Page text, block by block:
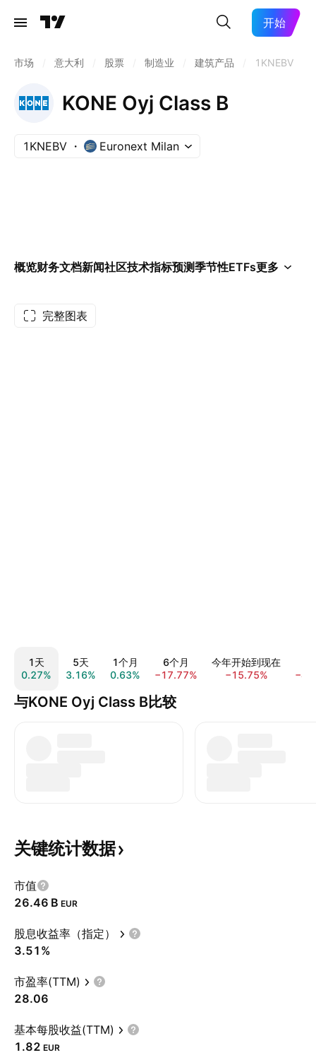
开始
市场 意大利 股票 制造业 建筑产品 1KNEBV
KONE Oyj Class B
1KNEBV Euronext Milan
概览财务文档新闻社区技术指标预测季节性ETFs更多
完整图表
1天
0.27%
5天
3.16%
1个月
0.63%
6个月
−17.77%
今年开始到现在
−15.75%
与KONE Oyj Class B比较
关键统计数据
市值
‪26.46 B‬ EUR
股息收益率（指定）
3.51%
市盈率(TTM)
28.06
基本每股收益(TTM)
1.82 EUR